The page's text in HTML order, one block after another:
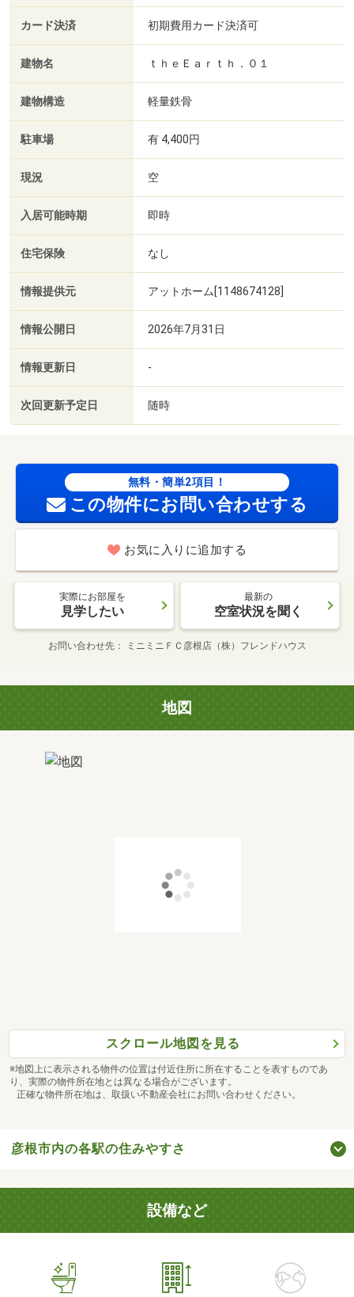
カード決済 初期費用カード決済可
建物名 ｔｈｅＥａｒｔｈ．０１
建物構造 軽量鉄骨
駐車場 有 4,400円
現況 空
入居可能時期 即時
住宅保険 なし
情報提供元 アットホーム[1148674128]
情報公開日 2026年7月31日
情報更新日 -
次回更新予定日 随時
無料・簡単2項目！
この物件にお問い合わせする
お気に入りに追加する
実際にお部屋を
見学したい
最新の
空室状況を聞く
お問い合わせ先 ミニミニＦＣ彦根店（株）フレンドハウス
地図
スクロール地図を見る
※地図上に表示される物件の位置は付近住所に所在することを表すものであ
り、実際の物件所在地とは異なる場合がございます。
正確な物件所在地は、取扱い不動産会社にお問い合わせください。
彦根市内の各駅の住みやすさ
設備など